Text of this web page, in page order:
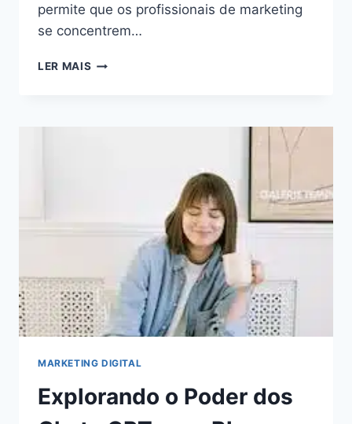
permite que os profissionais de marketing
se concentrem…
LER MAIS “ESTRATÉGIAS
RECEITA
MARKETING DIGITAL
Explorando o Poder dos